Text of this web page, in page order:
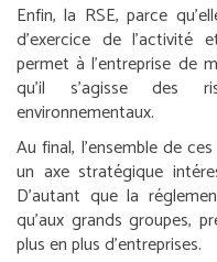
Enfin, la RSE, parce
d’exercice de l’activité
permet à l’entreprise de
qu’il s’agisse des
environnementaux.
Au final, l’ensemble de
un axe stratégique
D’autant que la
qu’aux grands groupes,
plus en plus d’entreprises.